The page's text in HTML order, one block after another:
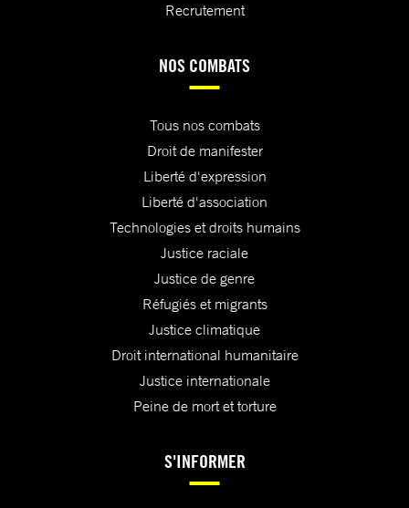
Recrutement
NOS COMBATS
Tous nos combats
Droit de manifester
Liberté d'expression
Liberté d'association
Technologies et droits humains
Justice raciale
Justice de genre
Réfugiés et migrants
Justice climatique
Droit international humanitaire
Justice internationale
Peine de mort et torture
S'INFORMER